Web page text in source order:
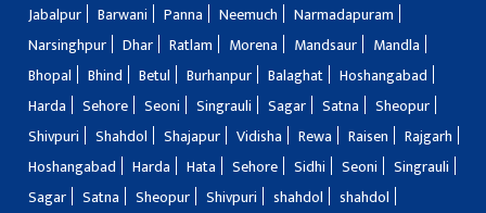
Jabalpur
Barwani Panna Neemuch
Narmadapuram
Narsinghpur
Dhar Ratlam Morena Mandsaur
Mandla
Bhopal
Bhind Betul Burhanpur Balaghat
Hoshangabad
Harda
Sehore Seoni Singrauli Sagar Satna
Sheopur
Shivpuri
Shahdol Shajapur Vidisha Rewa Raisen
Rajgarh
Hoshangabad
Harda Hata Sehore Sidhi Seoni
Singrauli
Sagar
Satna Sheopur Shivpuri shahdol
shahdol